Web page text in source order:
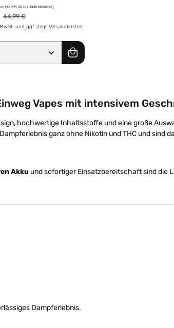
Wert ein oder
(19.995,00 € / 1000 Milliliter)
Regulärer Preis:
44,99 €
und ggf. zzgl. Versandkosten
Anzahl: Gib den
Vapes mit intensivem
hochwertige Inhaltsstoffe und eine große
ganz ohne Nikotin und THC und sind
Akku und sofortiger Einsatzbereitschaft sind die
Dampferlebnis.